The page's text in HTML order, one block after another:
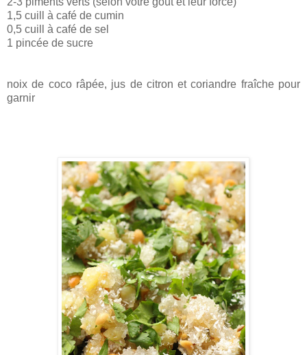
1,5 cuill à café de cumin
0,5 cuill à café de sel
1 pincée de sucre
noix de coco râpée, jus de citron et coriandre fraîche pour
garnir